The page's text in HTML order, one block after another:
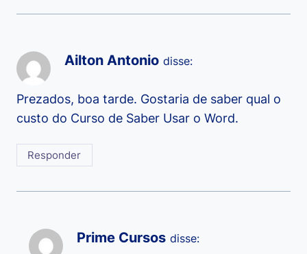
Ailton Antonio disse:
Prezados, boa tarde. Gostaria de saber qual o
custo do Curso de Saber Usar o Word.
Responder
Prime Cursos disse: